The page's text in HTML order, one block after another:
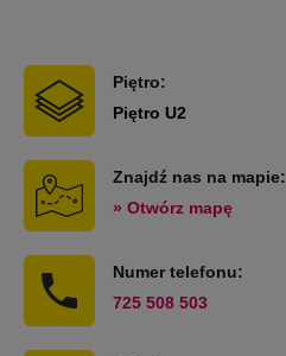
Piętro:
Piętro U2
Znajdź nas na mapie:
» Otwórz mapę
Numer telefonu:
725 508 503